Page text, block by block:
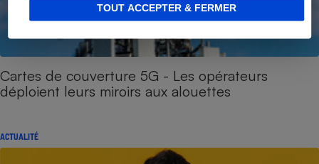
TOUT ACCEPTER & FERMER
Cartes de couverture 5G - Les opérateurs
déploient leurs miroirs aux alouettes
ACTUALITÉ